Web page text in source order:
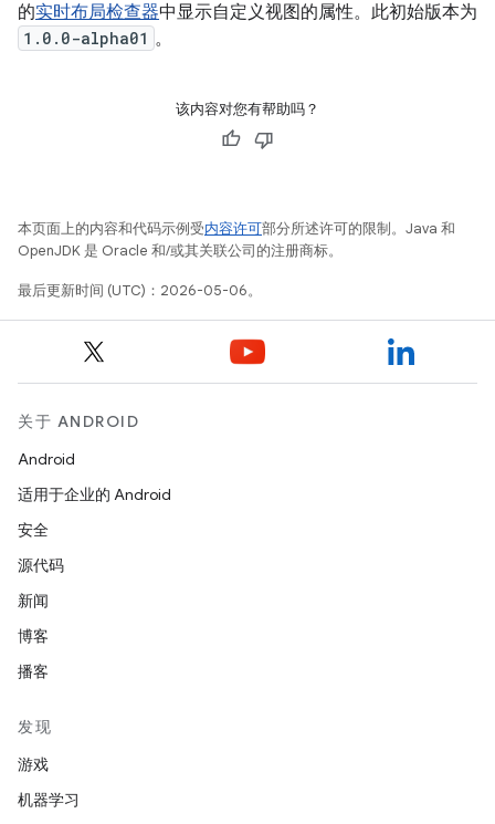
的实时布局检查器中显示自定义视图的属性。此初始版本为
1.0.0-alpha01 。
该内容对您有帮助吗？
本页面上的内容和代码示例受内容许可部分所述许可的限制。Java 和
OpenJDK 是 Oracle 和/或其关联公司的注册商标。
最后更新时间 (UTC)：2026-05-06。
关于 ANDROID
Android
适用于企业的 Android
安全
源代码
新闻
博客
播客
发现
游戏
机器学习